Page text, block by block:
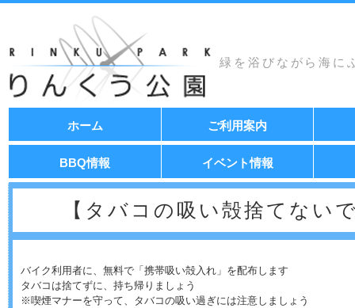
緑を浴びながら海に
テ
へ
移
動
ホーム ご利用案内
BBQ情報 イベント情報
【タバコの吸い殻捨てない
バイク利用者に、無料で「携帯吸い殻入れ」を配布します
タバコは捨てずに、持ち帰りましょう
※喫煙マナーを守って、タバコの吸い過ぎには注意しましょう